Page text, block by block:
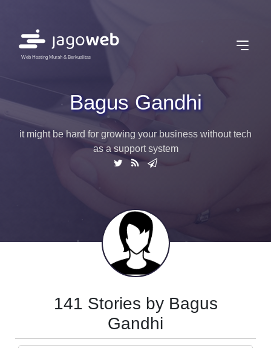
Web Hosting Murah & Berkualitas
Bagus Gandhi
it might be hard for growing your business without tech
as a support system
141 Stories by Bagus
Gandhi